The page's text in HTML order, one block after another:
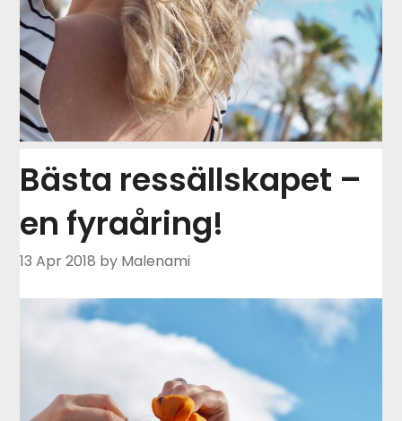
Bästa ressällskapet –
en fyraåring!
13 Apr 2018 by Malenami